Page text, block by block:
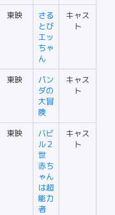
東映
さる
とび
エッ
ちゃ
ん
キャス
ト
東映
パン
ダの
大冒
険
キャス
ト
東映
バビ
ル２
世
赤ち
ゃん
は超
能力
者
キャス
ト